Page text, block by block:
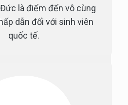
là điểm đến vô cùng
dẫn đối với sinh viên
quốc tế.